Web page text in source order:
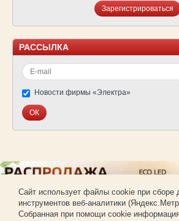
Зарегистрироваться
РАССЫЛКА
Новости фирмы «Электра»
© Фирма «Электра»
Использование материалов сайта без согласования
Cайт использует файлы cookie при сборе
инструментов веб-аналитики
Собранная при помощи cookie